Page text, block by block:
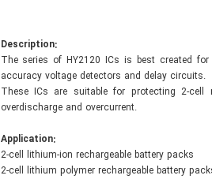
Description:
The series of HY2120 ICs is best created
accuracy voltage detectors and delay circuits.
These ICs are suitable for protecting 2-cell
overdischarge and overcurrent.
Application:
2-cell lithium-ion rechargeable battery packs
2-cell lithium polymer rechargeable battery